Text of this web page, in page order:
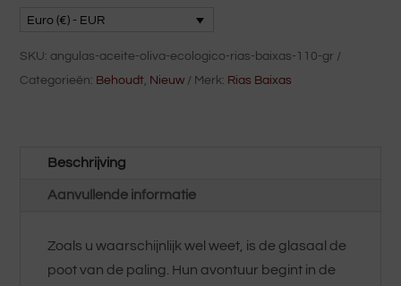
Rias
Euro (€) - EUR
SKU: angulas-aceite-oliva-ecologico-rias-baixas-110-gr
Categorieën: Behoudt, Nieuw Merk: Rias Baixas
Beschrijving
Aanvullende informatie
Zoals u waarschijnlijk wel weet, is de glasaal de
poot van de paling. Hun avontuur begint in de